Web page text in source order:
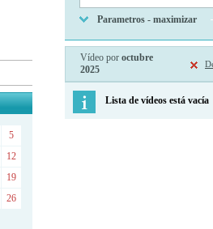
5
12
19
26
Parametros - maximizar
Vídeo por octubre
2025
Lista de vídeos está vacía